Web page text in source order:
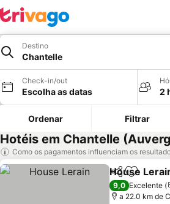
Destino
Chantelle
Check-in/out
Escolha as datas 2
Ordenar Filtrar
Hotéis em Chantelle
Como os pagamentos influenciam os
Partilhar
House
9,0 Excelente
a 22.0 km de